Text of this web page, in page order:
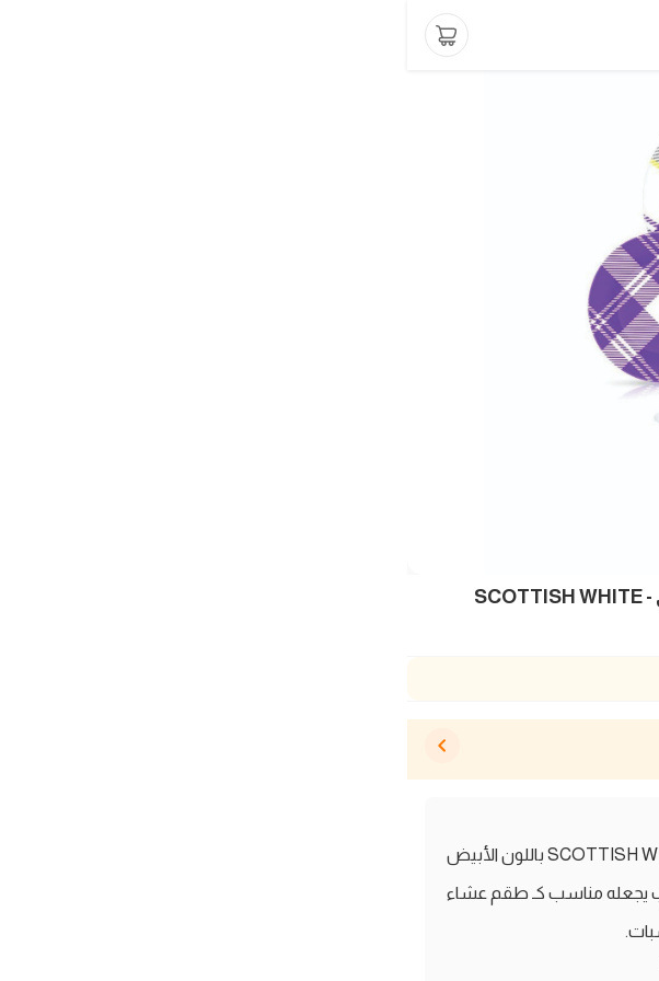
لأناقة خالدة، طقم عشاء لومينارك - 24 قطعة - SCOTTISH WHITE باللون الأبيض
يجعله مناسب كـ طقم عشاء